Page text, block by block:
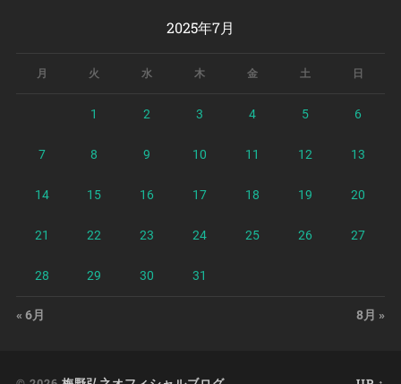
2025年7月
月 火 水 木 金 土 日
1 2 3 4 5 6
7 8 9 10 11 12 13
14 15 16 17 18 19 20
21 22 23 24 25 26 27
28 29 30 31
« 6月 8月 »